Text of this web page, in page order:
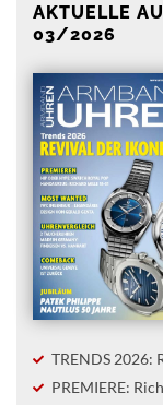
AKTUELLE
03/2026
TRENDS 2026:
PREMIERE: